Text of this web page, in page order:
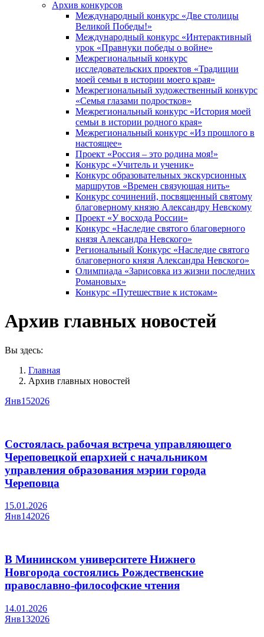
Архив конкурсов
Международный конкурс «Две столицы
Великой Победы!»
Международный конкурс «Интерактивный
урок «Правнуки победы о войне»
Межрегиональный конкурс
исследовательских проектов «Традиции
моей семьи в истории моего края»
Межрегиональный художественный конкурс
«Семья глазами подростков»
Межрегиональный конкурс «История моей
семьи в истории родного края»
Межрегиональный конкурс «Из прошлого в
настоящее»
Проект «Россия – это родина моя!»
Конкурс «Учитель и ученик»
Конкурс образовательных экскурсионных
маршрутов «Времен связующая нить»
Конкурс сочинений, посвященный святому
благоверному князю Александру Невскому
Проект «У восхода России»
Конкурс «Наследие святого благоверного
князя Александра Невского»
Региональный Конкурс «Наследие святого
благоверного князя Александра Невского»
Олимпиада «Зарисовка из жизни последних
Романовых»
Конкурс «Путешествие к истокам»
Архив главных новостей
Вы здесь:
Главная
Архив главных новостей
Янв152026
Состоялась рабочая встреча управляющего
Череповецкой епархией с начальником
управления образования мэрии города
Череповца
15.01.2026
Янв142026
В Мининском университете Нижнего
Новгорода состоялись Рождественские
православно-философские чтения
14.01.2026
Янв132026